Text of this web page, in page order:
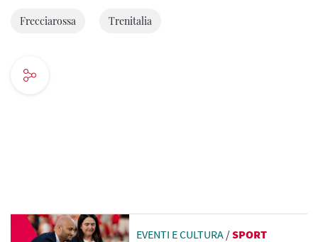
Frecciarossa Trenitalia
EVENTI E CULTURA /SPORT